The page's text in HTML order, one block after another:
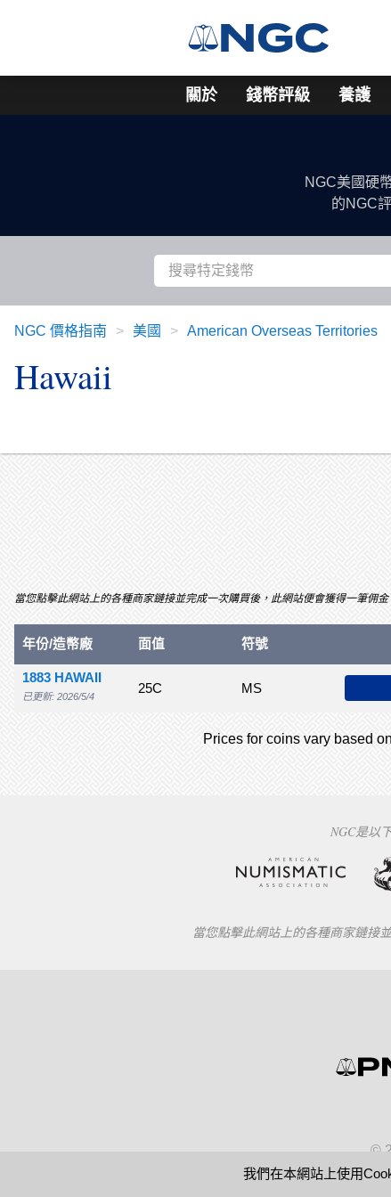
關於 錢幣評級 養護
NGC美國硬
的NGC
NGC 價格指南 美國 American Overseas Territories
Hawaii
當您點擊此網站上的各種商家鏈接並完成一次購買後，此網站便會獲得一筆佣
年份/造幣廠 面值 符號
1883 HAWAII
已更新: 2026/5/4
25C MS
PrAg F
$100
Prices for coins vary based
NGC是以
當您點擊此網站上的各種商家鏈接
©
我們在本網站上使用